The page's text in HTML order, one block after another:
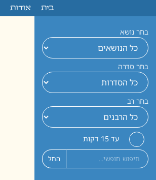
בית אודות
בחר נושא
בחר סדרה
בחר רב
עד 15 דקות
החל